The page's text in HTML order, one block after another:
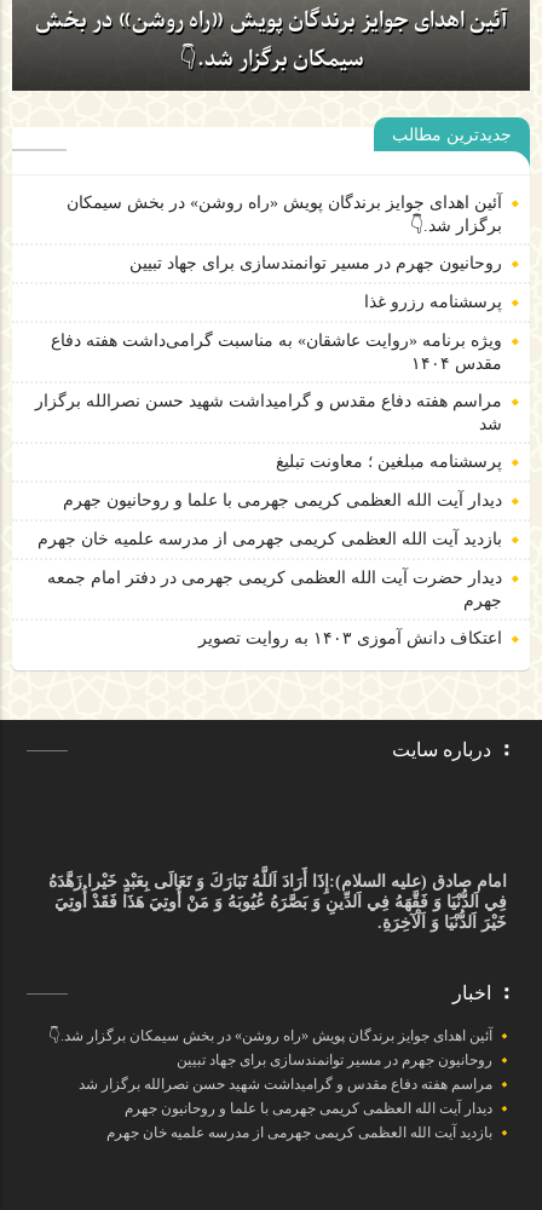
آئین اهدای جوایز برندگان پویش «راه روشن» در بخش
سیمکان برگزار شد.👇
جدیدترین مطالب
آئین اهدای جوایز برندگان پویش «راه روشن» در بخش سیمکان
برگزار شد.👇
روحانیون جهرم در مسیر توانمندسازی برای جهاد تبیین
پرسشنامه رزرو غذا
ویژه برنامه «روایت عاشقان» به مناسبت گرامی‌داشت هفته دفاع
مقدس ۱۴۰۴
مراسم هفته دفاع مقدس و گرامیداشت شهید حسن نصرالله برگزار
شد
پرسشنامه مبلغین ؛ معاونت تبلیغ
دیدار آیت الله العظمی کریمی جهرمی با علما و روحانیون جهرم
بازدید آیت الله العظمی کریمی جهرمی از مدرسه علمیه خان جهرم
دیدار حضرت آیت الله العظمی کریمی جهرمی در دفتر امام جمعه
جهرم
اعتکاف دانش آموزی ۱۴۰۳ به روایت تصویر
درباره سایت
امام صادق (علیه السلام): إِذَا أَرَادَ اَللَّهُ تَبَارَكَ وَ تَعَالَى بِعَبْدٍ خَيْرا زَهَّدَهُ
فِي اَلدُّنْيَا وَ فَقَّهَهُ فِي اَلدِّينِ وَ بَصَّرَهُ عُيُوبَهُ وَ مَنْ أُوتِيَ هَذَا فَقَدْ أُوتِيَ
خَيْرَ اَلدُّنْيَا وَ اَلْآخِرَةِ.
اخبار
آئین اهدای جوایز برندگان پویش «راه روشن» در بخش سیمکان برگزار شد.👇
روحانیون جهرم در مسیر توانمندسازی برای جهاد تبیین
مراسم هفته دفاع مقدس و گرامیداشت شهید حسن نصرالله برگزار شد
دیدار آیت الله العظمی کریمی جهرمی با علما و روحانیون جهرم
بازدید آیت الله العظمی کریمی جهرمی از مدرسه علمیه خان جهرم